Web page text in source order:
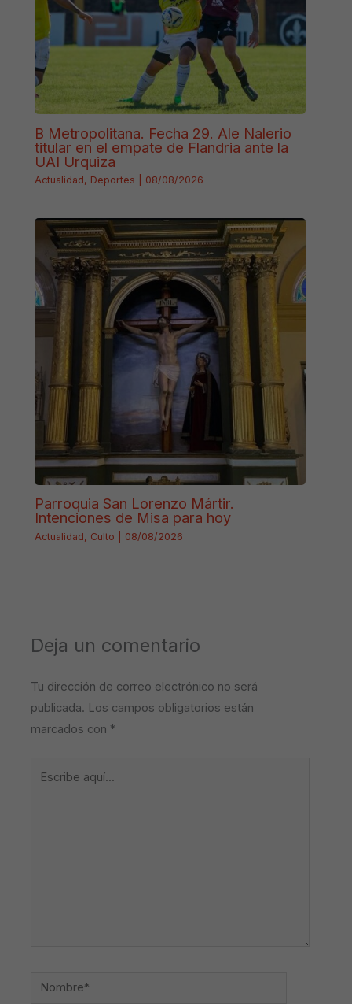
B Metropolitana. Fecha 29. Ale Nalerio
titular en el empate de Flandria ante la
UAI Urquiza
Actualidad, Deportes 08/08/2026
Parroquia San Lorenzo Mártir.
Intenciones de Misa para hoy
Actualidad, Culto 08/08/2026
Deja un comentario
Tu dirección de correo electrónico no será
publicada. Los campos obligatorios están
marcados con *
Nombre*